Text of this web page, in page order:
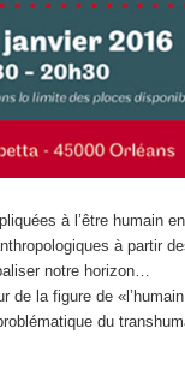
à l’être humain
à partir
notre horizon…
la figure de
du